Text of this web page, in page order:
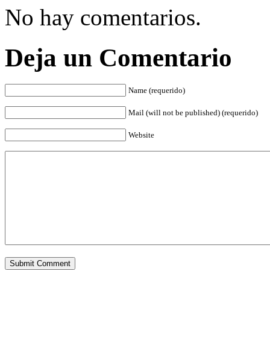
No hay comentarios.
Deja un Comentario
Name (requerido)
Mail (will not be published) (requerido)
Website